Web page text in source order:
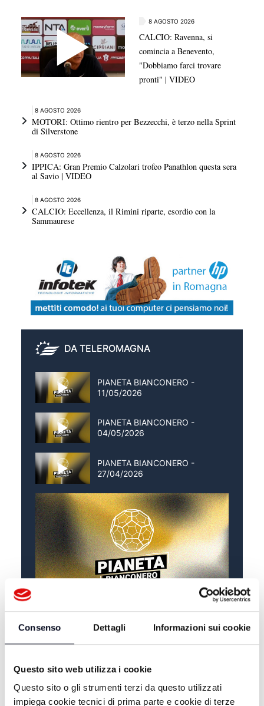
Consenso Dettagli Informazioni sui cookie
Questo sito web utilizza i cookie
Questo sito o gli strumenti terzi da questo utilizzati
impiega cookie tecnici di prima parte e cookie di terze
8 AGOSTO 2026
CALCIO: Ravenna, si
comincia a Benevento,
"Dobbiamo farci trovare
pronti" | VIDEO
8 AGOSTO 2026
MOTORI: Ottimo rientro per Bezzecchi, è terzo nella Sprint
di Silverstone
8 AGOSTO 2026
IPPICA: Gran Premio Calzolari trofeo Panathlon questa sera
al Savio | VIDEO
8 AGOSTO 2026
CALCIO: Eccellenza, il Rimini riparte, esordio con la
Sammaurese
DA TELEROMAGNA
PIANETA BIANCONERO -
11/05/2026
PIANETA BIANCONERO -
04/05/2026
PIANETA BIANCONERO -
27/04/2026
ALTRE NOTIZIE TUTTE LE NOTIZIE